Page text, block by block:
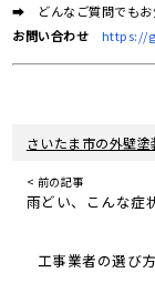
➡ どんなご質問でもお
お問い合わせ
https://
さいたま市の外壁塗
< 前の記事
雨どい、こんな症
工事業者の選び